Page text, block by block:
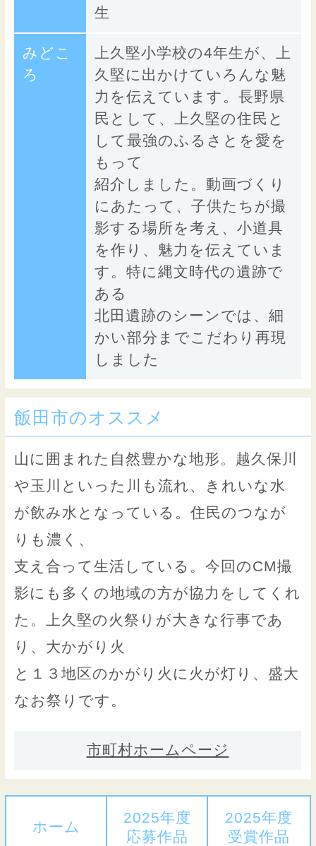
生
みどこ
ろ
上久堅小学校の4年生が、上
久堅に出かけていろんな魅
力を伝えています。長野県
民として、上久堅の住民と
して最強のふるさとを愛を
もって
紹介しました。動画づくり
にあたって、子供たちが撮
影する場所を考え、小道具
を作り、魅力を伝えていま
す。特に縄文時代の遺跡で
ある
北田遺跡のシーンでは、細
かい部分までこだわり再現
しました
飯田市のオススメ
山に囲まれた自然豊かな地形。越久保川
や玉川といった川も流れ、きれいな水
が飲み水となっている。住民のつなが
りも濃く、
支え合って生活している。今回のCM撮
影にも多くの地域の方が協力をしてくれ
た。上久堅の火祭りが大きな行事であ
り、大かがり火
と１３地区のかがり火に火が灯り、盛大
なお祭りです。
市町村ホームページ
ホーム
2025年度
応募作品
2025年度
受賞作品